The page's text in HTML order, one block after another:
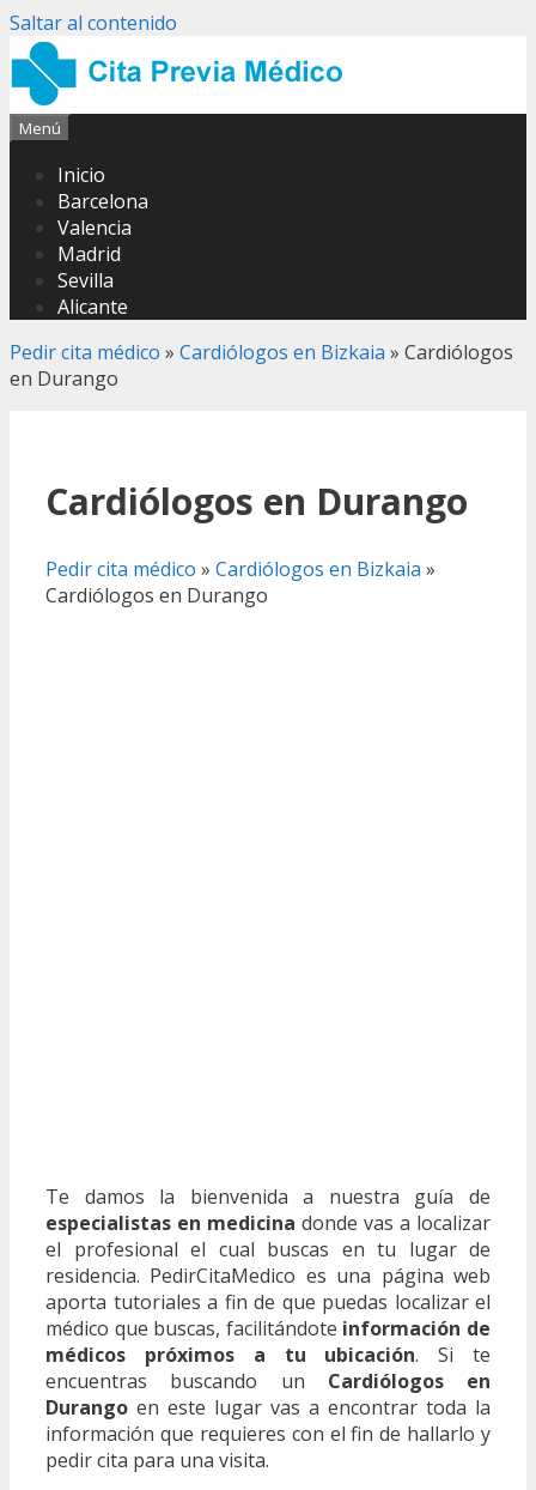
Saltar al contenido
Menú
Inicio
Barcelona
Valencia
Madrid
Sevilla
Alicante
Pedir cita médico » Cardiólogos en Bizkaia » Cardiólogos
en Durango
Cardiólogos en Durango
Pedir cita médico » Cardiólogos en Bizkaia »
Cardiólogos en Durango
Te damos la bienvenida a nuestra guía de
especialistas en medicina donde vas a localizar
el profesional el cual buscas en tu lugar de
residencia. PedirCitaMedico es una página web
aporta tutoriales a fin de que puedas localizar el
médico que buscas, facilitándote información de
médicos próximos a tu ubicación. Si te
encuentras buscando un Cardiólogos en
Durango en este lugar vas a encontrar toda la
información que requieres con el fin de hallarlo y
pedir cita para una visita.